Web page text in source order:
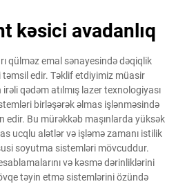
kəsici avadanlıq
qülməz emal sənayesində dəqiqlik
edir. Təklif etdiyimiz müasir
irəli qədəm atılmış lazer texnologiyası
birləşərək əlmas işlənməsində
edir. Bu mürəkkəb maşınlarda yüksək
ucqlu alətlər və işləmə zamanı istilik
soyutma sistemləri mövcuddur.
və kəsmə dərinliklərini
təyin etmə sistemlərini özündə